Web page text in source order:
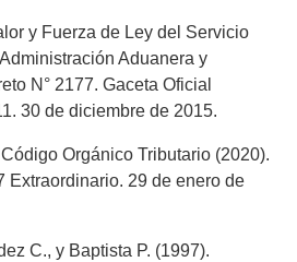
y Fuerza de Ley del Servicio
Aduanera y
N° 2177. Gaceta Oficial
30 de diciembre de 2015.
Orgánico Tributario (2020).
Extraordinario. 29 de enero de
C., y Baptista P. (1997).